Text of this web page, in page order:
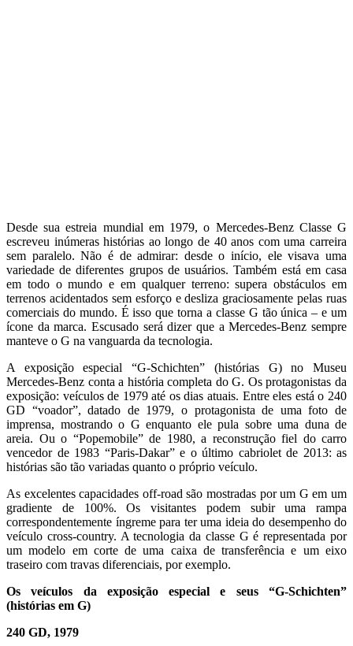
Desde sua estreia mundial em 1979, o Mercedes-Benz Classe G
escreveu inúmeras histórias ao longo de 40 anos com uma carreira
sem paralelo. Não é de admirar: desde o início, ele visava uma
variedade de diferentes grupos de usuários. Também está em casa
em todo o mundo e em qualquer terreno: supera obstáculos em
terrenos acidentados sem esforço e desliza graciosamente pelas ruas
comerciais do mundo. É isso que torna a classe G tão única – e um
ícone da marca. Escusado será dizer que a Mercedes-Benz sempre
manteve o G na vanguarda da tecnologia.
A exposição especial “G-Schichten” (histórias G) no Museu
Mercedes-Benz conta a história completa do G. Os protagonistas da
exposição: veículos de 1979 até os dias atuais. Entre eles está o 240
GD “voador”, datado de 1979, o protagonista de uma foto de
imprensa, mostrando o G enquanto ele pula sobre uma duna de
areia. Ou o “Popemobile” de 1980, a reconstrução fiel do carro
vencedor de 1983 “Paris-Dakar” e o último cabriolet de 2013: as
histórias são tão variadas quanto o próprio veículo.
As excelentes capacidades off-road são mostradas por um G em um
gradiente de 100%. Os visitantes podem subir uma rampa
correspondentemente íngreme para ter uma ideia do desempenho do
veículo cross-country. A tecnologia da classe G é representada por
um modelo em corte de uma caixa de transferência e um eixo
traseiro com travas diferenciais, por exemplo.
Os veículos da exposição especial e seus “G-Schichten”
(histórias em G)
240 GD, 1979